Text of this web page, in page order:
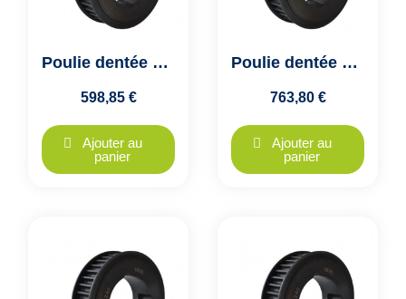
Poulie dentée HTD 14M - 144 dents - largeur 55mm - moyeu 3020
598,85 €
Ajouter au
panier
Poulie dentée HTD 14M - 144 dents - largeur 85mm - moyeu 3525
763,80 €
Ajouter au
panier